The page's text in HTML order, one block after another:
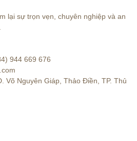
lại sự trọn vẹn, chuyên nghiệp và an
944 669 676
Võ Nguyên Giáp, Thảo Điền, TP. Thủ